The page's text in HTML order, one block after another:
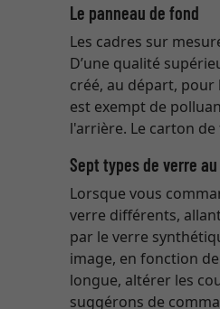
Le panneau de fond
Les cadres sur
D’une qualité
créé, au départ, pour
est exempt de
l'arrière. Le carton
Sept types de verre
Lorsque vous
verre différents,
par le verre
image, en fonction
longue, altérer les
suggérons de